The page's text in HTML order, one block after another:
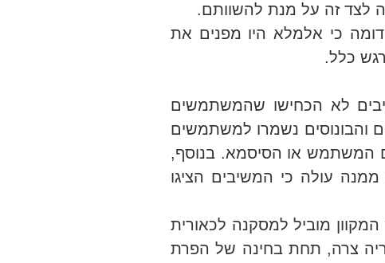
לצד זה על מנת להשוותם.
כי אלמלא היו מפנים את
כלל.
לא הכחישו שהמשתמשים
והבונוסים נשמרו למשתמשים
המשתמש או הסיסמא. בנוסף,
עולה כי המשיבים הציגו
מוביל למסקנה לכאורית
צרה, תחת בחינה של הפרת